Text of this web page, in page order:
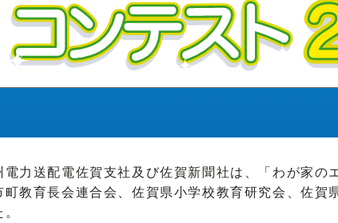
電力送配電佐賀支社及び佐賀新聞社は、「わが家
町教育長会連合会、佐賀県小学校教育研究会、佐